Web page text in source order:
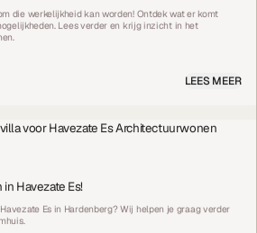
die werkelijkheid kan worden! Ontdek wat er komt
Lees verder en krijg inzicht in het
LEES MEER
Havezate Es!
Es in Hardenberg? Wij helpen je graag verder